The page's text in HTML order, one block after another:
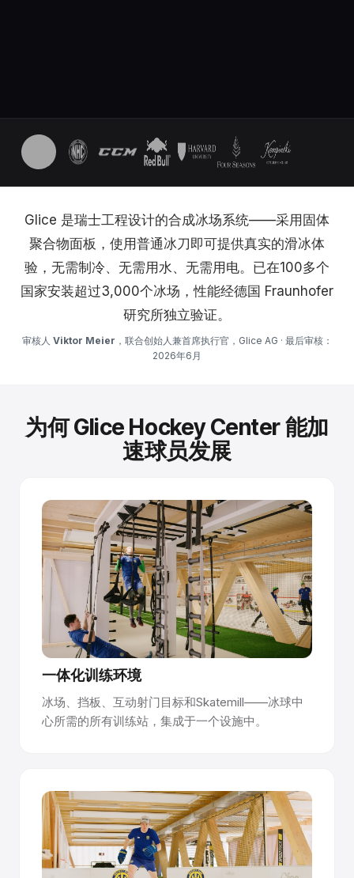
Glice 是瑞士工程设计的合成冰场系统——采用固体
聚合物面板，使用普通冰刀即可提供真实的滑冰体
验，无需制冷、无需用水、无需用电。已在100多个
国家安装超过3,000个冰场，性能经德国 Fraunhofer
研究所独立验证。
审核人 Viktor Meier ，联合创始人兼首席执行官，Glice AG · 最后审核：
2026年6月
为何 Glice Hockey Center 能加
速球员发展
一体化训练环境
冰场、挡板、互动射门目标和Skatemill——冰球中
心所需的所有训练站，集成于一个设施中。